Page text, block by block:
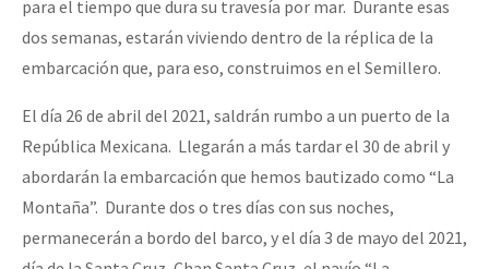
para el tiempo que dura su travesía por mar. Durante esas
dos semanas, estarán viviendo dentro de la réplica de la
embarcación que, para eso, construimos en el Semillero.
El día 26 de abril del 2021, saldrán rumbo a un puerto de la
República Mexicana. Llegarán a más tardar el 30 de abril y
abordarán la embarcación que hemos bautizado como “La
Montaña”. Durante dos o tres días con sus noches,
permanecerán a bordo del barco, y el día 3 de mayo del 2021,